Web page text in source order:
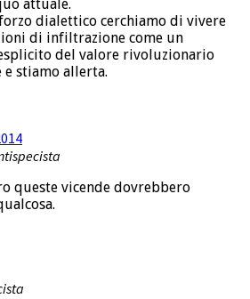
attuale.
dialettico cerchiamo di vivere
di infiltrazione come un
del valore rivoluzionario
stiamo allerta.
queste vicende dovrebbero